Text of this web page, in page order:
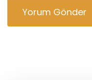
Yorum Gönder